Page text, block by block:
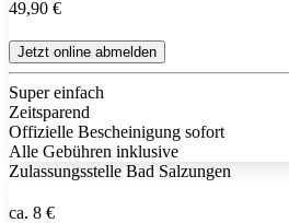
49,90 €
Jetzt online abmelden
Super einfach
Zeitsparend
Offizielle Bescheinigung sofort
Alle Gebühren inklusive
Zulassungsstelle Bad Salzungen
ca. 8 €